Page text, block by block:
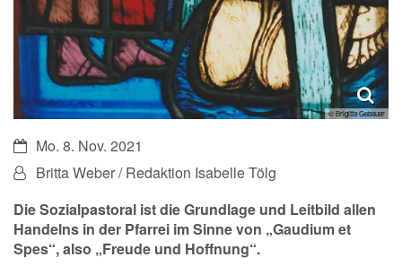
© Brigitta Gebauer
Datum:Mo. 8. Nov. 2021
Von:Britta Weber / Redaktion Isabelle Tölg
Die Sozialpastoral ist die Grundlage und Leitbild allen
Handelns in der Pfarrei im Sinne von „Gaudium et
Spes“, also „Freude und Hoffnung“.